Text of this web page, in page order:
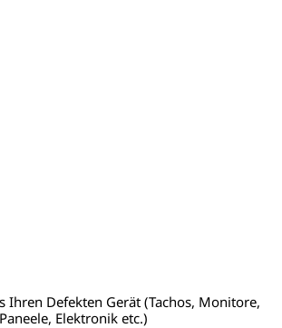
Ihren Defekten Gerät (Tachos, Monitore,
Elektronik etc.)